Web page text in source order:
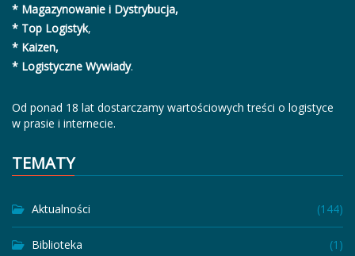
* Magazynowanie i Dystrybucja,
* Top Logistyk,
* Kaizen,
* Logistyczne Wywiady.
Od ponad 18 lat dostarczamy wartościowych treści o logistyce
w prasie i internecie.
TEMATY
Aktualności (144)
Biblioteka (1)